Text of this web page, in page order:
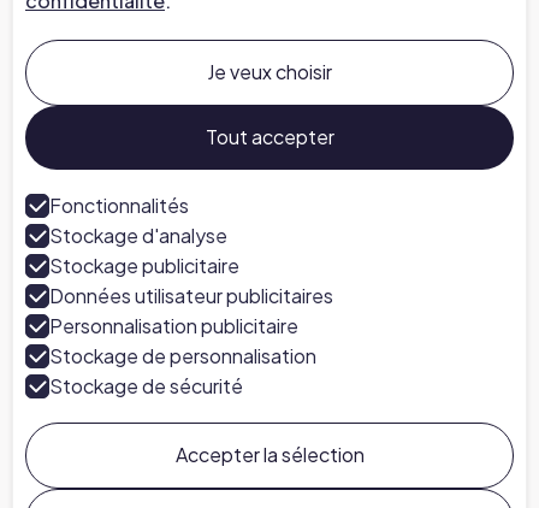
Entreprise
À propos de nous
Carrières chez Chapter
Parlez à un expert
Presse
Suivez-nous
LinkedIn
Chapter ©
Conditions Générales
Politique de Confidentialité
Je veux choisir
Tout accepter
Fonctionnalités
Stockage d'analyse
Stockage publicitaire
Données utilisateur publicitaires
Personnalisation publicitaire
Stockage de personnalisation
Stockage de sécurité
Accepter la sélection